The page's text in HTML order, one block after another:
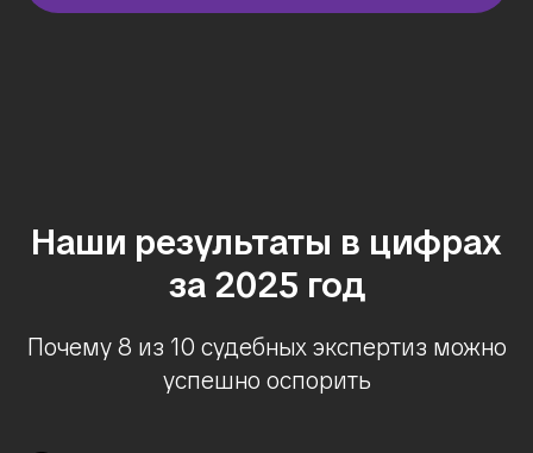
Наши результаты в цифрах
за 2025 год
Почему 8 из 10 судебных экспертиз можно
успешно оспорить